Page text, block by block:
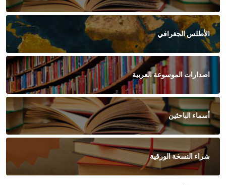
الأطلس الجغرافي
اصدارات الموسوعة العربية
أسماء الباحثين
شراء النسخة الورقية